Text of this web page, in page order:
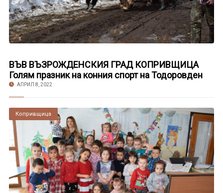
ВЪВ ВЪЗРОЖДЕНСКИЯ ГРАД КОПРИВЩИЦА
Голям празник на конния спорт на Тодоровден
АПРИЛ 8, 2022
Копривщица